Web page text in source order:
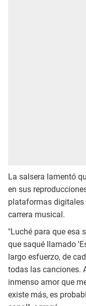
La salsera lamentó
en sus
plataformas digitales
carrera musical.
"Luché para que esa
que saqué llamado
largo esfuerzo, de
todas las canciones.
inmenso amor que
existe más, es